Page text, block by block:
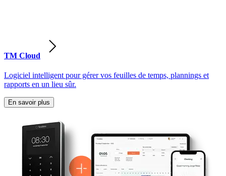
TM Cloud
Logiciel intelligent pour gérer vos feuilles de temps, plannings et
rapports en un lieu sûr.
En savoir plus